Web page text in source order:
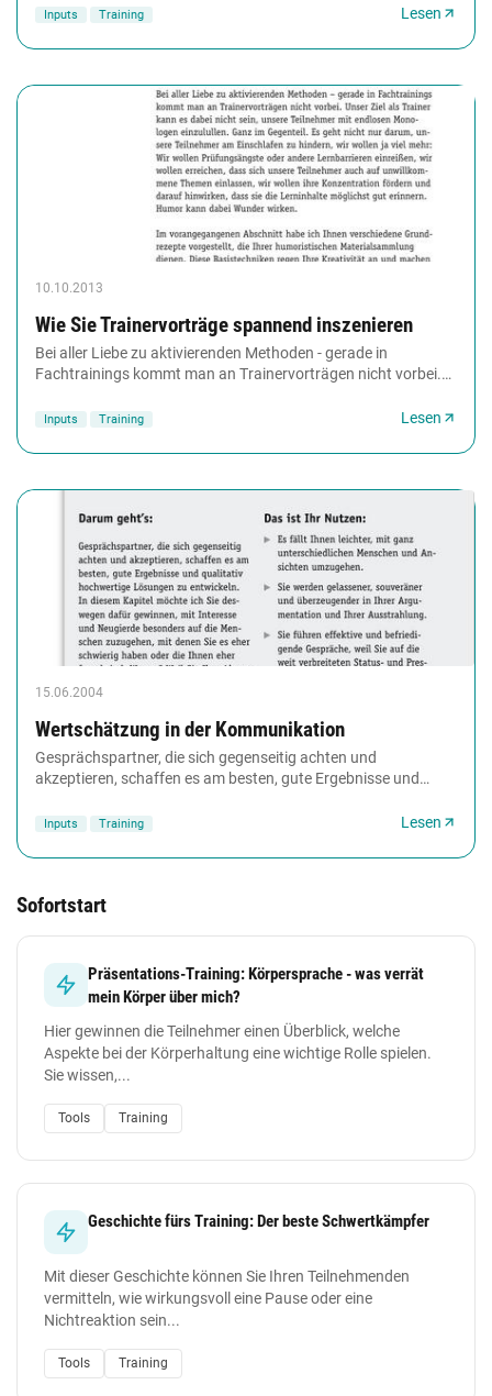
Inputs Training Lesen
10.10.2013
Wie Sie Trainervorträge spannend inszenieren
Bei aller Liebe zu aktivierenden Methoden - gerade in
Fachtrainings kommt man an Trainervorträgen nicht vorbei.
Inputs Training Lesen
15.06.2004
Wertschätzung in der Kommunikation
Gesprächspartner, die sich gegenseitig achten und
akzeptieren, schaffen es am besten, gute Ergebnisse und
Inputs Training Lesen
Sofortstart
Präsentations-Training: Körpersprache - was verrät
mein Körper über mich?
Hier gewinnen die Teilnehmer einen Überblick, welche
Aspekte bei der Körperhaltung eine wichtige Rolle spielen.
Sie wissen,...
Tools Training
Geschichte fürs Training: Der beste Schwertkämpfer
Mit dieser Geschichte können Sie Ihren Teilnehmenden
vermitteln, wie wirkungsvoll eine Pause oder eine
Nichtreaktion sein...
Tools Training